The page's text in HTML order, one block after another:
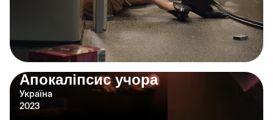
Апокаліпсис учора
Україна
2023